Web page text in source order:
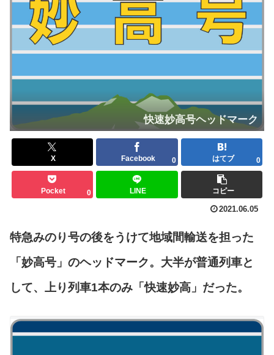
快速妙高号ヘッドマーク
X Facebook 0 はてブ 0
Pocket 0 LINE コピー
2021.06.05
特急みのり号の後をうけて地域間輸送を担った
「妙高号」のヘッドマーク。大半が普通列車と
して、上り列車1本のみ「快速妙高」だった。